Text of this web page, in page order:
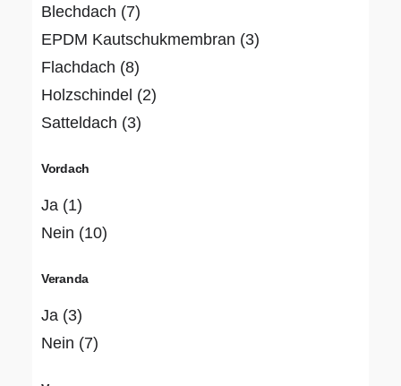
Blechdach (7)
EPDM Kautschukmembran (3)
Flachdach (8)
Holzschindel (2)
Satteldach (3)
Vordach
Ja (1)
Nein (10)
Veranda
Ja (3)
Nein (7)